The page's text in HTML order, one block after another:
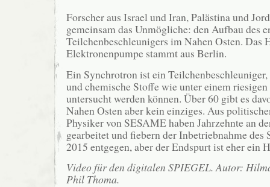
Forscher aus Israel und Iran, Palästina und
gemeinsam das Unmögliche: den Aufbau des
Teilchenbeschleunigers im Nahen Osten. Das
Elektronenpumpe stammt aus Berlin.
Ein Synchrotron ist ein
und chemische Stoffe wie unter einem
untersucht werden können. Über 60 gibt es
Nahen Osten aber kein einziges. Aus
Physiker von SESAME haben Jahrzehnte an
gearbeitet und fiebern der Inbetriebnahme des
2015 entgegen, aber der Endspurt ist eher ein
Video für den digitalen SPIEGEL. Autor:
Phil Thoma.